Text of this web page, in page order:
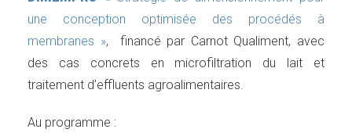
une conception optimisée des procédés à
membranes », financé par Carnot Qualiment, avec
des cas concrets en microfiltration du lait et
traitement d’effluents agroalimentaires.
Au programme :